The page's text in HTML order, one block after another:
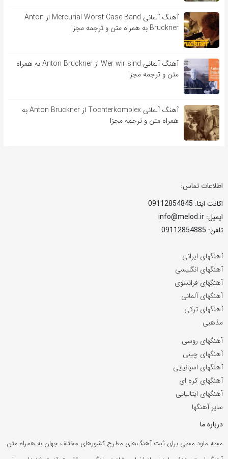
آهنگ آلمانی Mercurial Worst Case Band از Anton
Bruckner به همراه متن و ترجمه مجزا
آهنگ آلمانی Wer wir sind از Anton Bruckner به همراه
متن و ترجمه مجزا
آهنگ آلمانی Tochterkomplex از Anton Bruckner به
همراه متن و ترجمه مجزا
اطلاعات تماس:
اکانت ایتا: 09112854845
ایمیل: info@melod.ir
تلفن: 09112854885
آهنگهای ایرانی
آهنگهای انگلیسی
آهنگهای فرانسوی
آهنگهای آلمانی
آهنگهای ترکی
مذهبی
آهنگهای روسی
آهنگهای چینی
آهنگهای اسپانیایی
آهنگهای کره ای
آهنگهای ایتالیایی
سایر آهنگها
درباره ما
مجله ملود محلی برای ثبت آهنگ‌های مطرح کشورهای مختلف جهان به همراه متن